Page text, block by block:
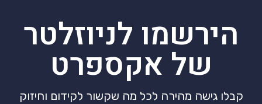
הירשמו לניוזלטר
של אקספרט
קבלו גישה מהירה לכל מה שקשור לקידום וחיזוק